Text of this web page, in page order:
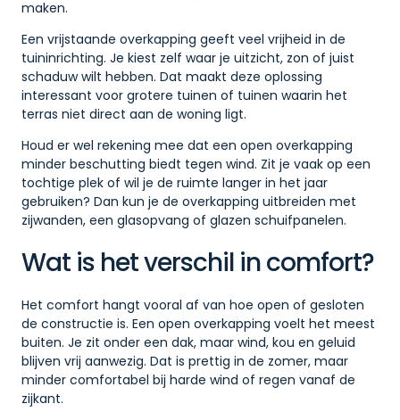
maken.
Een vrijstaande overkapping geeft veel vrijheid in de
tuininrichting. Je kiest zelf waar je uitzicht, zon of juist
schaduw wilt hebben. Dat maakt deze oplossing
interessant voor grotere tuinen of tuinen waarin het
terras niet direct aan de woning ligt.
Houd er wel rekening mee dat een open overkapping
minder beschutting biedt tegen wind. Zit je vaak op een
tochtige plek of wil je de ruimte langer in het jaar
gebruiken? Dan kun je de overkapping uitbreiden met
zijwanden, een glasopvang of glazen schuifpanelen.
Wat is het verschil in comfort?
Het comfort hangt vooral af van hoe open of gesloten
de constructie is. Een open overkapping voelt het meest
buiten. Je zit onder een dak, maar wind, kou en geluid
blijven vrij aanwezig. Dat is prettig in de zomer, maar
minder comfortabel bij harde wind of regen vanaf de
zijkant.